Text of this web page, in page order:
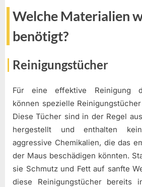
Welche Materialien
benötigt?
Reinigungstücher
Für eine effektive Reinigung
können spezielle
Diese Tücher sind in der Regel
hergestellt und enthalten
aggressive Chemikalien, die das
der Maus beschädigen könnten.
sie Schmutz und Fett auf sanfte
diese Reinigungstücher bereits